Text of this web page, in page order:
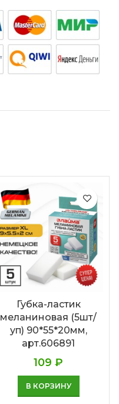
Губка-ластик
меланиновая (5шт/
уп) 90*55*20мм,
арт.606891
109₽
В КОРЗИНУ